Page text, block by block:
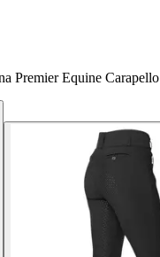
Premier Equine Carapello